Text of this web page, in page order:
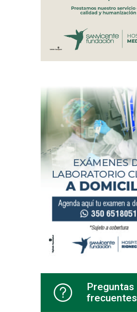
Preguntas
frecuentes